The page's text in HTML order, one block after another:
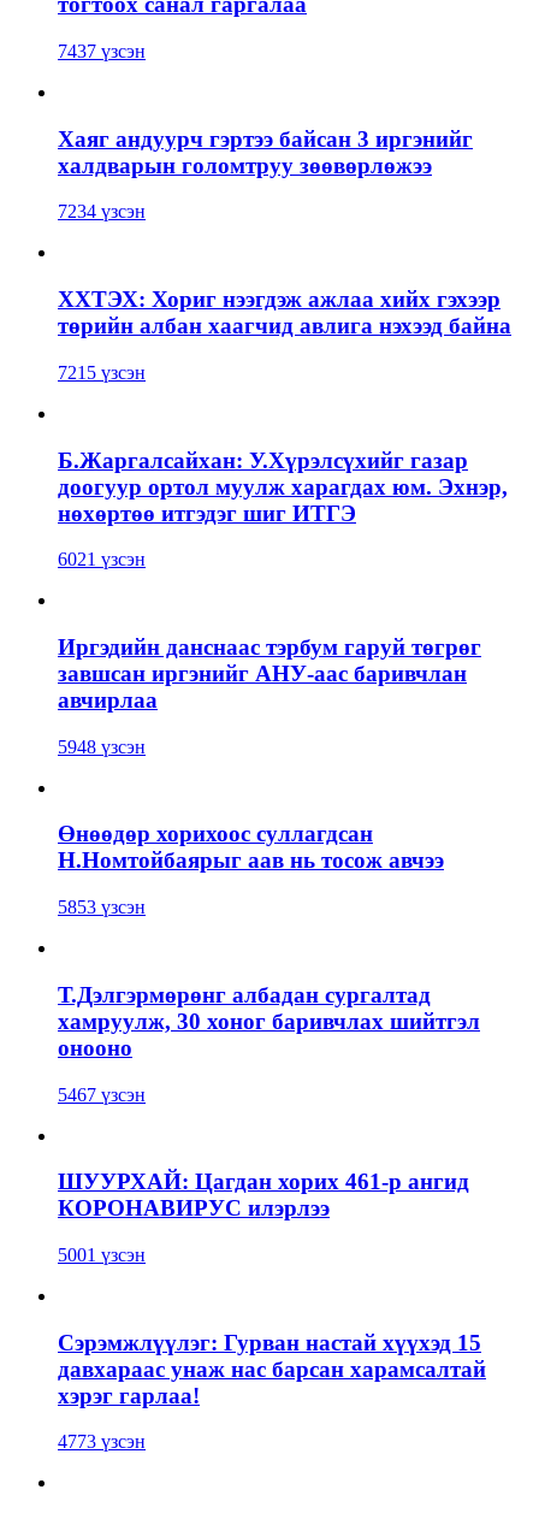
7437 үзсэн
Хаяг андуурч гэртээ байсан 3 иргэнийг
халдварын голомтруу зөөвөрлөжээ
7234 үзсэн
ХХТЭХ: Хориг нээгдэж ажлаа хийх гэхээр
төрийн албан хаагчид авлига нэхээд байна
7215 үзсэн
Б.Жаргалсайхан: У.Хүрэлсүхийг газар
доогуур ортол муулж харагдах юм. Эхнэр,
нөхөртөө итгэдэг шиг ИТГЭ
6021 үзсэн
Иргэдийн данснаас тэрбум гаруй төгрөг
завшсан иргэнийг АНУ-аас баривчлан
авчирлаа
5948 үзсэн
Өнөөдөр хорихоос суллагдсан
Н.Номтойбаярыг аав нь тосож авчээ
5853 үзсэн
Т.Дэлгэрмөрөнг албадан сургалтад
хамруулж, 30 хоног баривчлах шийтгэл
онооно
5467 үзсэн
ШУУРХАЙ: Цагдан хорих 461-р ангид
КОРОНАВИРУС илэрлээ
5001 үзсэн
Сэрэмжлүүлэг: Гурван настай хүүхэд 15
давхараас унаж нас барсан харамсалтай
хэрэг гарлаа!
4773 үзсэн